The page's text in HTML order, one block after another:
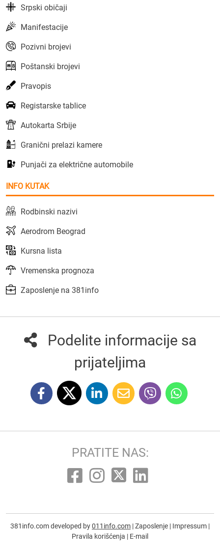
Srpski običaji
Manifestacije
Pozivni brojevi
Poštanski brojevi
Pravopis
Registarske tablice
Autokarta Srbije
Granični prelazi kamere
Punjači za električne automobile
INFO KUTAK
Rodbinski nazivi
Aerodrom Beograd
Kursna lista
Vremenska prognoza
Zaposlenje na 381info
Podelite informacije sa
prijateljima
PRATITE NAS:
381info.com developed by011info.com |Zaposlenje | Impressum |
Pravila korišćenja | E-mail